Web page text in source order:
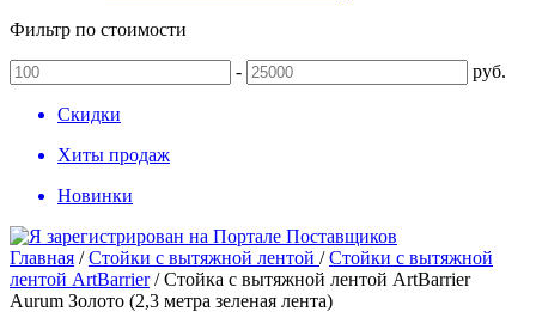
Фильтр по стоимости
- руб.
Скидки
Хиты продаж
Новинки
Главная /Стойки с вытяжной лентой /Стойки с вытяжной
лентой ArtBarrier/Стойка с вытяжной лентой ArtBarrier
Aurum Золото (2,3 метра зеленая лента)